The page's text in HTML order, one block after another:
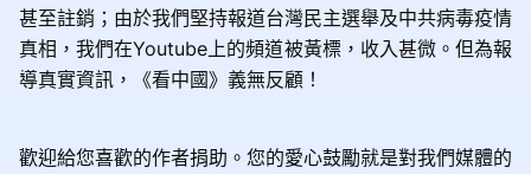
甚至註銷；由於我們堅持報道台灣民主選舉及中共病毒疫情
真相，我們在Youtube上的頻道被黃標，收入甚微。但為報
導真實資訊，《看中國》義無反顧！
歡迎給您喜歡的作者捐助。您的愛心鼓勵就是對我們媒體的